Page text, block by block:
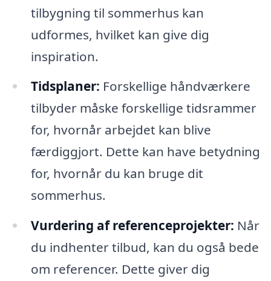
tilbygning til sommerhus kan
udformes, hvilket kan give dig
inspiration.
Tidsplaner: Forskellige håndværkere
tilbyder måske forskellige tidsrammer
for, hvornår arbejdet kan blive
færdiggjort. Dette kan have betydning
for, hvornår du kan bruge dit
sommerhus.
Vurdering af referenceprojekter: Når
du indhenter tilbud, kan du også bede
om referencer. Dette giver dig